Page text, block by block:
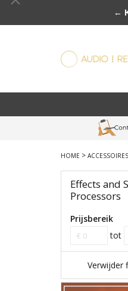
HOME > ACCESSOIRES
Effects and
Processors
Prijsbereik
tot
Verwijder
←